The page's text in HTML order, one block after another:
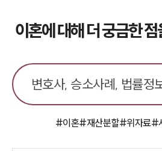
세미나
대륜법률상
대륜법률상담
이혼에 대해 더 궁금한
#이혼#재산분할#위자료#